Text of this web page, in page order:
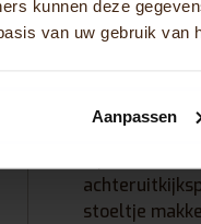
kunnen deze
van uw gebruik van
Aanpassen
Ik ben erg
stoeltje